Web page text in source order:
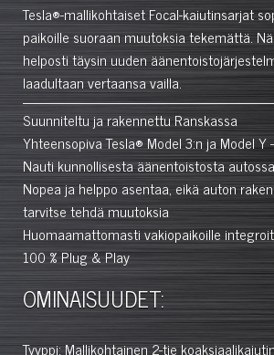
Tesla®-mallikohtaiset Focal-kaiutinsarjat
paikoille suoraan muutoksia tekemättä.
helposti täysin uuden
laadultaan vertaansa vailla.
Suunniteltu ja rakennettu Ranskassa
Yhteensopiva Tesla® Model 3:n ja Model Y
Nauti kunnollisesta äänentoistosta
Nopea ja helppo asentaa, eikä auton
tarvitse tehdä muutoksia
Huomaamattomasti vakiopaikoille
100 % Plug & Play
OMINAISUUDET:
Tyyppi: Mallikohtainen 2-tie